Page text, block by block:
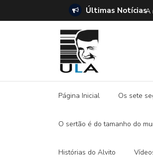
Últimas Notícias
Página Inicial Os sete
O sertão é do tamanho do
Histórias do Alvito